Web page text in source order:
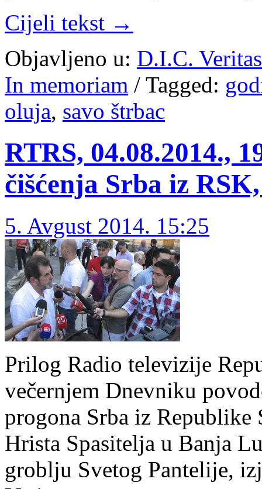
Cijeli tekst →
Objavljeno u: D.I.C.
In memoriam / Tagged:
oluja, savo štrbac
RTRS, 04.08.2014.,
čišćenja Srba iz
5. Avgust 2014. 15:25
Prilog Radio televizije
večernjem Dnevniku
progona Srba iz Republike
Hrista Spasitelja u Banja
groblju Svetog Pantelije,